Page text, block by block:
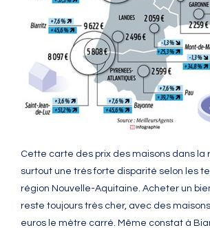
Cette carte des prix des maisons dans la
surtout une très forte disparité selon les
région Nouvelle-Aquitaine. Acheter un
reste toujours très cher, avec des
euros le mètre carré. Même constat à